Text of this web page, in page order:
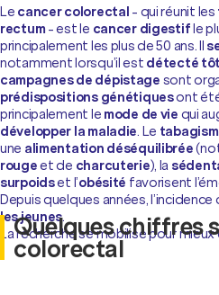
Le cancer colorectal - qui réunit les
rectum- est le cancer digestifle
principalement les plus de 50 ans. Il
notamment lorsqu’il est détecté
campagnes de dépistage sont
prédispositions génétiquesont
principalement le mode de vie qui
développer la maladie. Le
une alimentation déséquilibrée
rougeet de charcuterie), la
surpoidset l’obésité favorisent
Depuis quelques années,
les jeunes.
La recherche se mobilise pour
Quelques chiffres
colorectal